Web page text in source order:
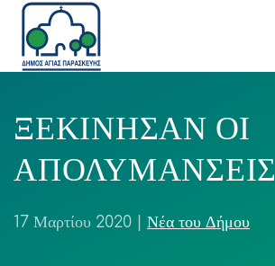
ΞΕΚΙΝΗΣΑΝ ΟΙ
ΑΠΟΛΥΜΑΝΣΕΙΣ
17 Μαρτίου 2020 Νέα του Δήμου